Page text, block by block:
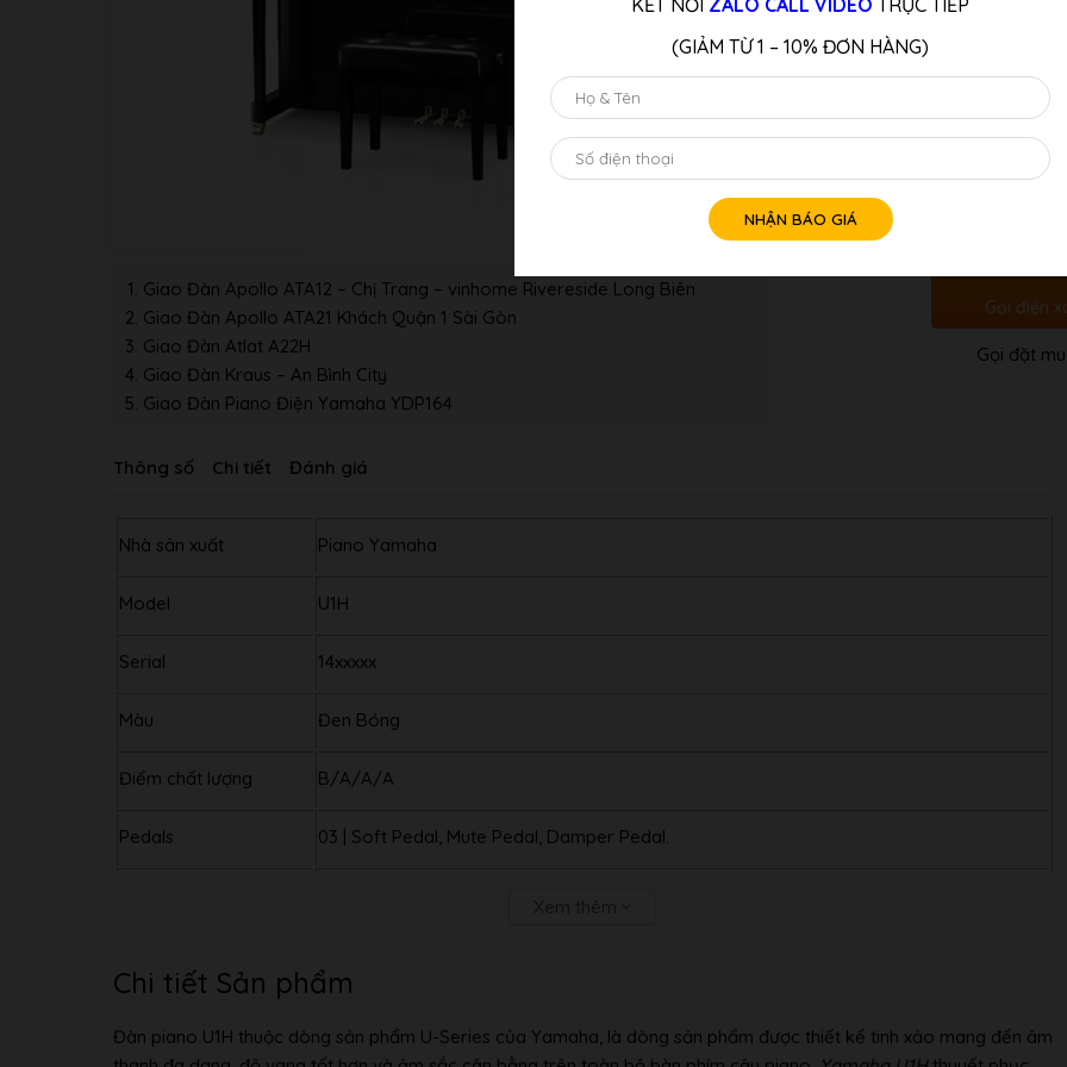
Giao Đàn Apollo ATA12 – Chị Trang – vinhome Rivereside Long Biên
Giao Đàn Apollo ATA21 Khách Quận 1 Sài Gòn
Giao Đàn Atlat A22H
Giao Đàn Kraus – An Bình City
Giao Đàn Piano Điện Yamaha YDP164
LƯU Ý:
Quý Khách Liên Hệ: Hotline/
Tư vấn
Gọi điện
Gọi đặt
Thông số Chi tiết Đánh giá
Nhà sản xuất Piano Yamaha
Model U1H
Serial 14xxxxx
Màu Đen Bóng
Điểm chất lượng B/A/A/A
Pedals 03 | Soft Pedal, Mute Pedal, Damper Pedal.
Chi tiết Sản phẩm
Đàn piano U1H thuộc dòng sản phẩm U-Series của Yamaha, là dòng sản phẩm được thiết kế tinh xảo mang đến âm
KẾT NỐI ZALO CALL VIDEO TRỰC TIẾP
(GIẢM TỪ 1 – 10% ĐƠN HÀNG)